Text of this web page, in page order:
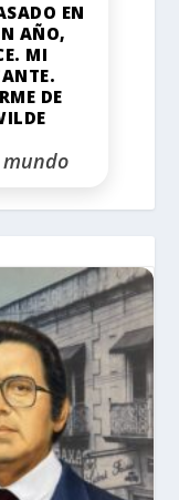
EN
AÑO,
MI
DE
mundo